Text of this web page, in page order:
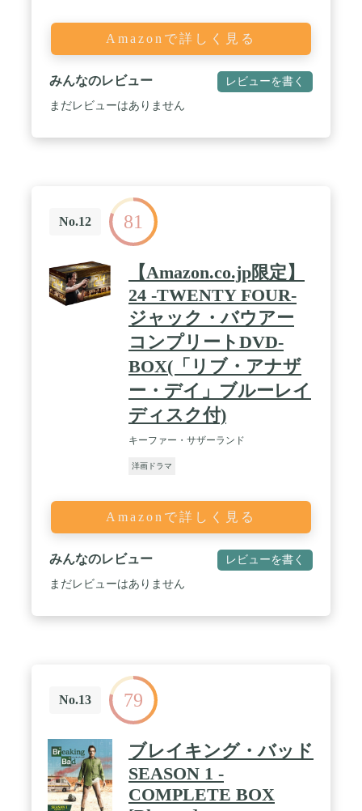
Amazonで詳しく見る
みんなのレビュー レビューを書く
まだレビューはありません
No.12 81
【Amazon.co.jp限定】
24 -TWENTY FOUR-
ジャック・バウアー
コンプリートDVD-
BOX(「リブ・アナザ
ー・デイ」ブルーレイ
ディスク付)
キーファー・サザーランド
洋画ドラマ
Amazonで詳しく見る
みんなのレビュー レビューを書く
まだレビューはありません
No.13 79
ブレイキング・バッド
SEASON 1 -
COMPLETE BOX